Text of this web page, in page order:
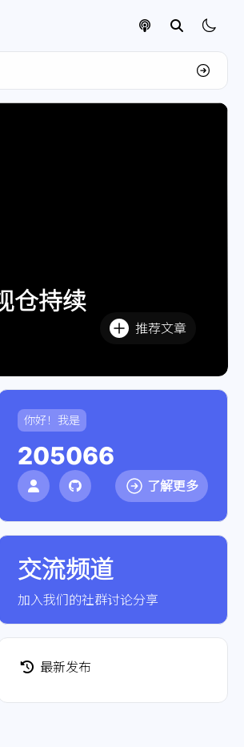
仓持续
推荐文章
你好！我是
205066
了解更多
交流频道
加入我们的社群讨论分享
点击加入社群
最新发布